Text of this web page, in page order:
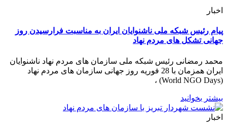
اخبار
پیام رئیس شبکه ملی ناشنوایان ایران به مناسبت فرارسیدن روز
جهانی تشکل های مردم نهاد
محمد رمضانی رئیس شبکه ملی سازمان های مردم نهاد ناشنوایان
ایران همزمان با 28 فوریه روز جهانی سازمان های مردم نهاد
(World NGO Days) ،
بیشتر بخوانید
اخبار